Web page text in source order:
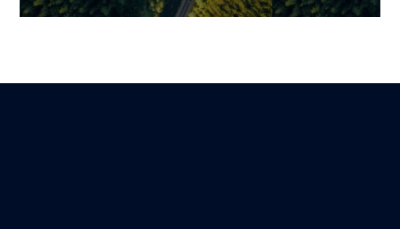
: guide complet pour les
externe,